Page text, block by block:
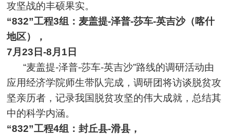
攻坚战的丰硕果实。
“832”工程3组：麦盖提-泽普-莎车-英吉沙（喀什
地区），
7月23日-8月1日
“麦盖提-泽普-莎车-英吉沙”路线的调研活动由
应用经济学院师生带队完成，调研团将访谈脱贫攻
坚亲历者，记录我国脱贫攻坚的伟大成就，总结其
中的科学内涵。
“832”工程4组：封丘县-滑县，